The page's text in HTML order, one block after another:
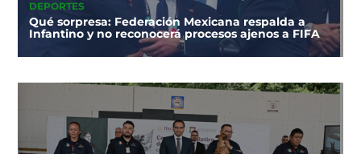
DEPORTES
Qué sorpresa: Federación Mexicana respalda a
Infantino y no reconocerá procesos ajenos a FIFA